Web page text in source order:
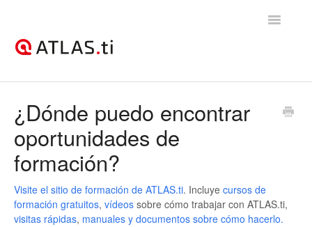
Toggle
Licencias, facturación y gestión de cuentas
ATLAS.ti Escritorio (Windows & Mac)
ATLAS.ti Web
¿Dónde puedo encontrar
oportunidades de
formación?
Visite el sitio de formación de ATLAS.ti. Incluye cursos de
formación gratuitos, vídeos sobre cómo trabajar con ATLAS.ti,
visitas rápidas, manuales y documentos sobre cómo hacerlo.